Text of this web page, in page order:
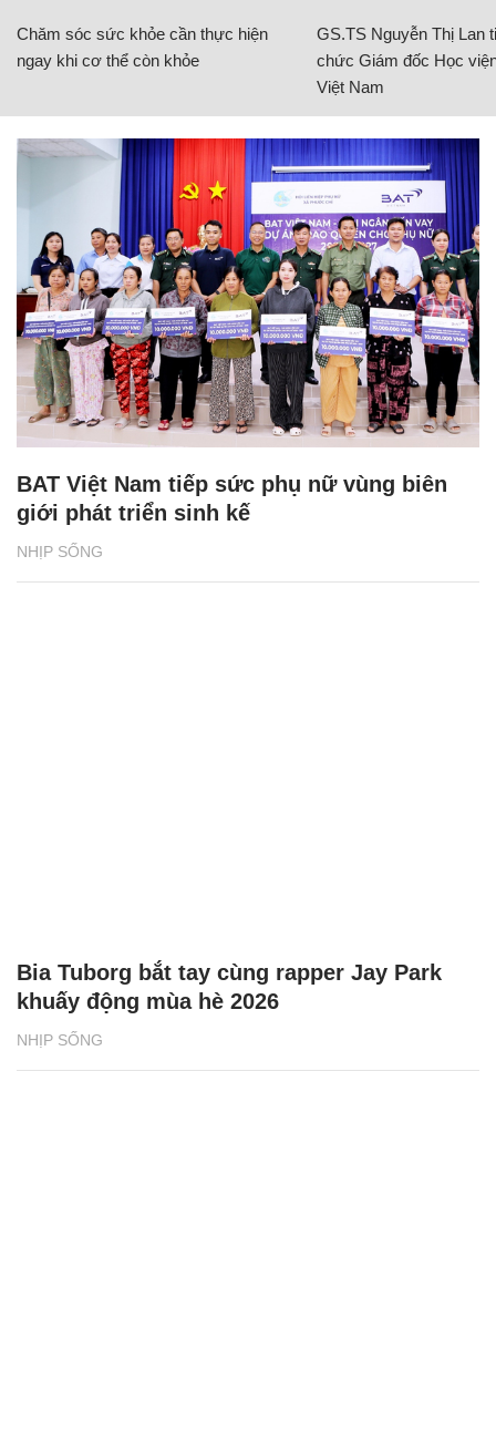
Chăm sóc sức khỏe cần thực hiện
ngay khi cơ thể còn khỏe
GS.TS Nguyễn Thị Lan
chức Giám đốc Học
Việt Nam
NHỊP SỐNG
BAT Việt Nam tiếp sức phụ nữ vùng biên
giới phát triển sinh kế
NHỊP SỐNG
Bia Tuborg bắt tay cùng rapper Jay Park
khuấy động mùa hè 2026